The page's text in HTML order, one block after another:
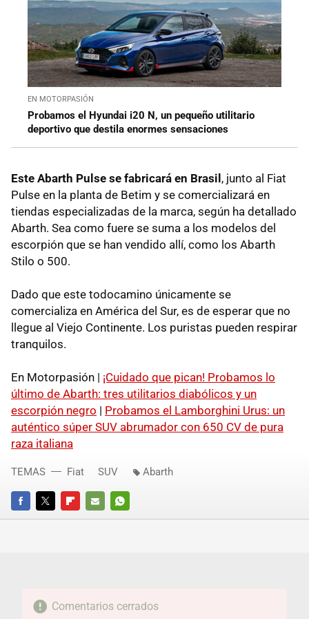
EN MOTORPASIÓN
Probamos el Hyundai i20 N, un pequeño utilitario
deportivo que destila enormes sensaciones
Este Abarth Pulse se fabricará en Brasil, junto al Fiat
Pulse en la planta de Betim y se comercializará en
tiendas especializadas de la marca, según ha detallado
Abarth. Sea como fuere se suma a los modelos del
escorpión que se han vendido allí, como los Abarth
Stilo o 500.
Dado que este todocamino únicamente se
comercializa en América del Sur, es de esperar que no
llegue al Viejo Continente. Los puristas pueden respirar
tranquilos.
En Motorpasión | ¡Cuidado que pican! Probamos lo
último de Abarth: tres utilitarios diabólicos y un
escorpión negro | Probamos el Lamborghini Urus: un
auténtico súper SUV abrumador con 650 CV de pura
raza italiana
FACEBOOKTWITTERFLIPBOARD
E-
WHATSAPP
TEMAS Fiat SUV Abarth
Comentarios cerrados